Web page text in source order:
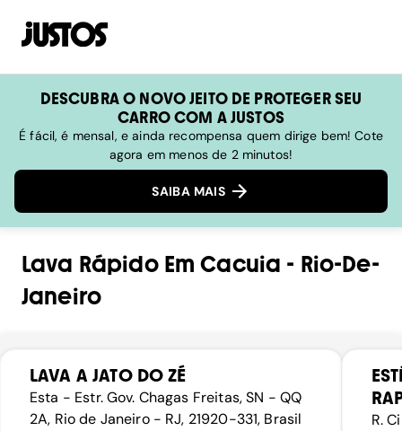
DESCUBRA O NOVO JEITO DE PROTEGER SEU
CARRO COM A JUSTOS
É fácil, é mensal, e ainda recompensa quem dirige bem! Cote
agora em menos de 2 minutos!
SAIBA MAIS
Lava RápidoEmCacuia - Rio-De-
Janeiro
LAVA A JATO DO ZÉ
Esta - Estr. Gov. Chagas Freitas, SN - QQ
2A, Rio de Janeiro - RJ, 21920-331, Brasil
R.